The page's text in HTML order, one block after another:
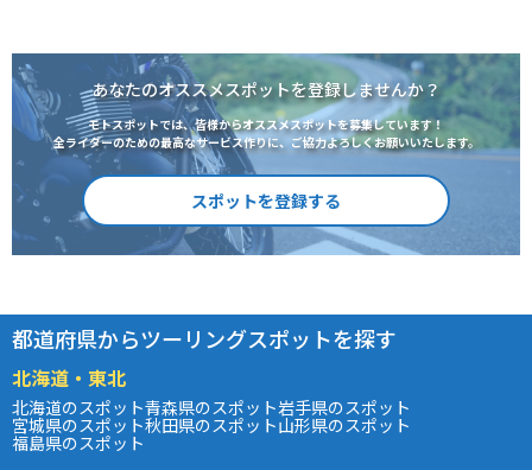
あなたのオススメスポットを登録しませんか？
モトスポットでは、皆様からオススメスポットを募集しています！
全ライダーのための最高なサービス作りに、ご協力よろしくお願いいたします。
スポットを登録する
都道府県からツーリングスポットを探す
北海道・東北
北海道のスポット青森県のスポット岩手県のスポット
宮城県のスポット秋田県のスポット山形県のスポット
福島県のスポット